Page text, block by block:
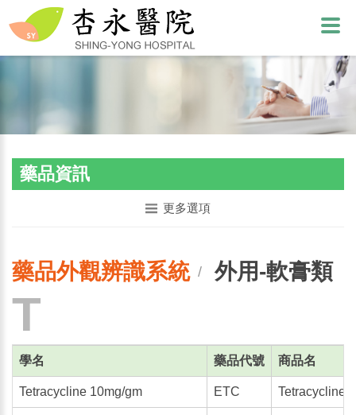
藥品資訊
更多選項
藥品外觀辨識系統/ 外用-軟膏類
T
學名 藥品代號 商品名
Tetracycline 10mg/gm ETC Tetracycline